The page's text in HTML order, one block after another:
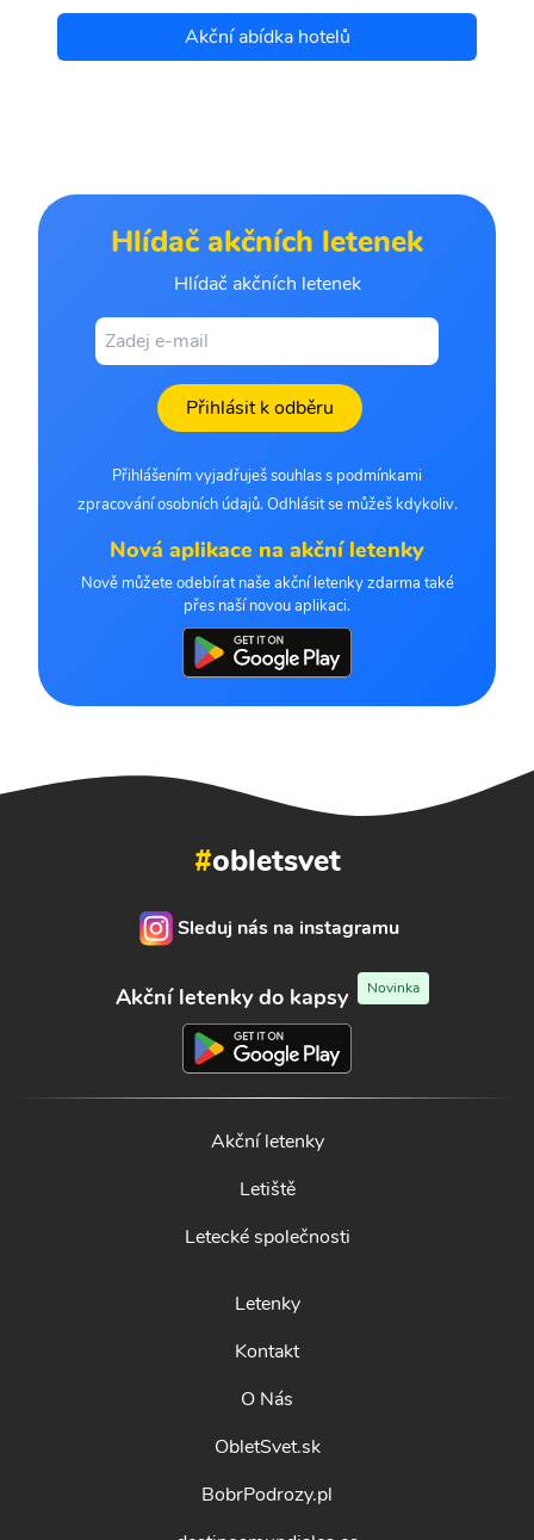
Akční abídka hotelů
Hlídač akčních letenek
Hlídač akčních letenek
Přihlásit k odběru
Přihlášením vyjadřuješ souhlas s podmínkami
zpracování osobních údajů. Odhlásit se můžeš kdykoliv.
Nová aplikace na akční letenky
Nově můžete odebírat naše akční letenky zdarma také
přes naší novou aplikaci.
#obletsvet
Sleduj nás na instagramu
Akční letenky do kapsy Novinka
Akční letenky
Letiště
Letecké společnosti
Letenky
Kontakt
O Nás
ObletSvet.sk
BobrPodrozy.pl